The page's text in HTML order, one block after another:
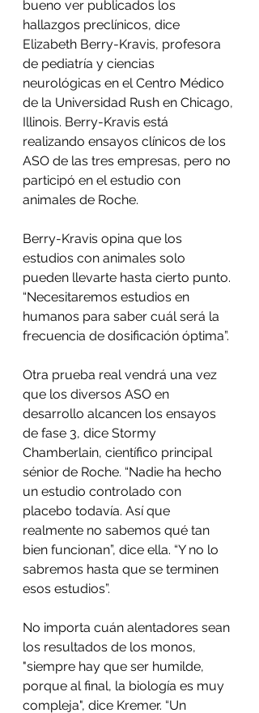
bueno ver publicados los
hallazgos preclínicos, dice
Elizabeth Berry-Kravis, profesora
de pediatría y ciencias
neurológicas en el Centro Médico
de la Universidad Rush en Chicago,
Illinois. Berry-Kravis está
realizando ensayos clínicos de los
ASO de las tres empresas, pero no
participó en el estudio con
animales de Roche.
Berry-Kravis opina que los
estudios con animales solo
pueden llevarte hasta cierto punto.
“Necesitaremos estudios en
humanos para saber cuál será la
frecuencia de dosificación óptima”.
Otra prueba real vendrá una vez
que los diversos ASO en
desarrollo alcancen los ensayos
de fase 3, dice Stormy
Chamberlain, científico principal
sénior de Roche. “Nadie ha hecho
un estudio controlado con
placebo todavía. Así que
realmente no sabemos qué tan
bien funcionan”, dice ella. “Y no lo
sabremos hasta que se terminen
esos estudios”.
No importa cuán alentadores sean
los resultados de los monos,
"siempre hay que ser humilde,
porque al final, la biología es muy
compleja", dice Kremer. “Un